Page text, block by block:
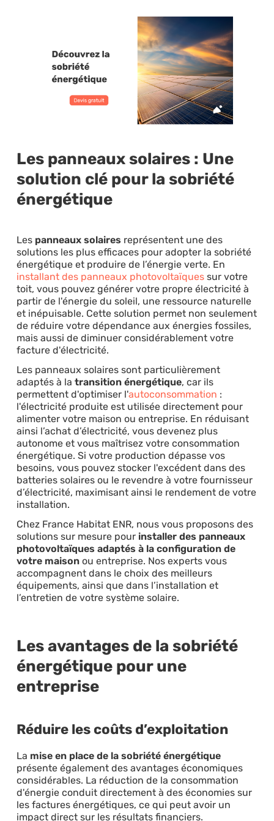
Les panneaux solaires : Une
solution clé pour la sobriété
énergétique
Les panneaux solaires représentent une des
solutions les plus efficaces pour adopter la sobriété
énergétique et produire de l’énergie verte. En
installant des panneaux photovoltaïquessur votre
toit, vous pouvez générer votre propre électricité à
partir de l'énergie du soleil, une ressource naturelle
et inépuisable. Cette solution permet non seulement
de réduire votre dépendance aux énergies fossiles,
mais aussi de diminuer considérablement votre
facture d'électricité.
Les panneaux solaires sont particulièrement
adaptés à la transition énergétique, car ils
permettent d'optimiser l'autoconsommation :
l'électricité produite est utilisée directement pour
alimenter votre maison ou entreprise. En réduisant
ainsi l’achat d’électricité, vous devenez plus
autonome et vous maîtrisez votre consommation
énergétique. Si votre production dépasse vos
besoins, vous pouvez stocker l'excédent dans des
batteries solaires ou le revendre à votre fournisseur
d’électricité, maximisant ainsi le rendement de votre
installation.
Chez France Habitat ENR, nous vous proposons des
solutions sur mesure pour installer des panneaux
photovoltaïques adaptés à la configuration de
votre maisonou entreprise. Nos experts vous
accompagnent dans le choix des meilleurs
équipements, ainsi que dans l’installation et
l’entretien de votre système solaire.
Les avantages de la sobriété
énergétique pour une
entreprise
Réduire les coûts d’exploitation
La mise en place de la sobriété énergétique
présente également des avantages économiques
considérables. La réduction de la consommation
d'énergie conduit directement à des économies sur
les factures énergétiques, ce qui peut avoir un
impact direct sur les résultats financiers.